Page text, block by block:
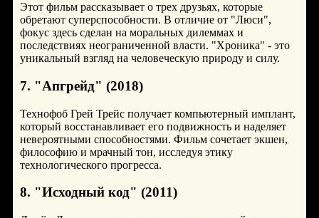
Этот фильм рассказывает о трех друзьях, которые
обретают суперспособности. В отличие от "Люси",
фокус здесь сделан на моральных дилеммах и
последствиях неограниченной власти. "Хроника" - это
уникальный взгляд на человеческую природу и силу.
7. "Апгрейд" (2018)
Технофоб Грей Трейс получает компьютерный имплант,
который восстанавливает его подвижность и наделяет
невероятными способностями. Фильм сочетает экшен,
философию и мрачный тон, исследуя этику
технологического прогресса.
8. "Исходный код" (2011)